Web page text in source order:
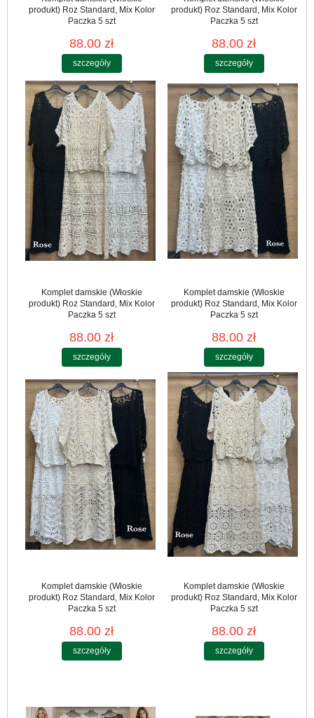
produkt) Roz Standard, Mix Kolor
Paczka 5 szt
88.00 zł
szczegóły
produkt) Roz Standard, Mix Kolor
Paczka 5 szt
88.00 zł
szczegóły
Komplet damskie (Włoskie
produkt) Roz Standard, Mix Kolor
Paczka 5 szt
88.00 zł
szczegóły
Komplet damskie (Włoskie
produkt) Roz Standard, Mix Kolor
Paczka 5 szt
88.00 zł
szczegóły
Komplet damskie (Włoskie
produkt) Roz Standard, Mix Kolor
Paczka 5 szt
88.00 zł
szczegóły
Komplet damskie (Włoskie
produkt) Roz Standard, Mix Kolor
Paczka 5 szt
88.00 zł
szczegóły